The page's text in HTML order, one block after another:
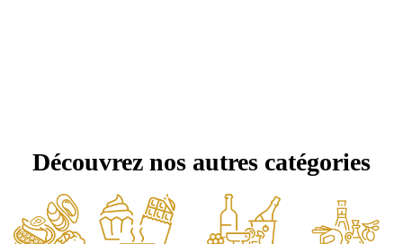
Découvrez nos autres catégories